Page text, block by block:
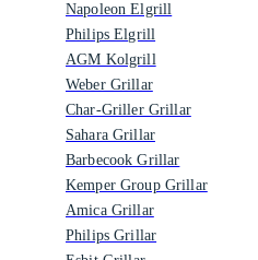
Napoleon Elgrill
Philips Elgrill
AGM Kolgrill
Weber Grillar
Char-Griller Grillar
Sahara Grillar
Barbecook Grillar
Kemper Group Grillar
Amica Grillar
Philips Grillar